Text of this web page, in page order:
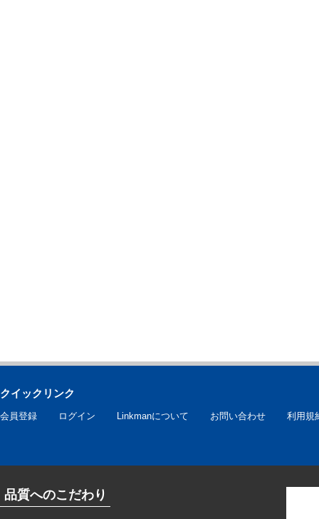
クイックリンク
会員登録 ログイン Linkmanについて お問い合わせ 利用規
品質へのこだわり